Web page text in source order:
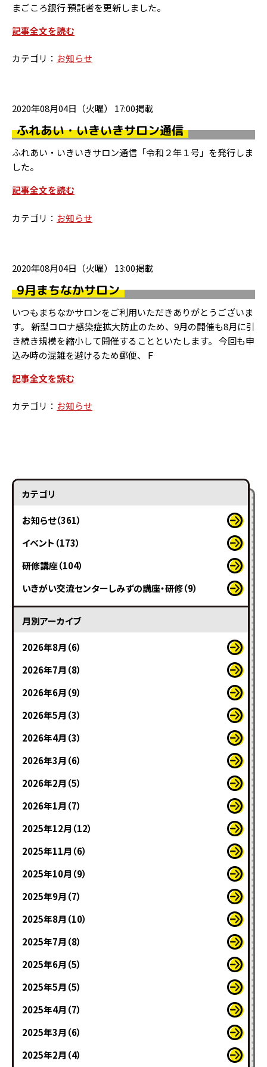
まごころ銀行 預託者を更新しました。
記事全文を読む
カテゴリ： お知らせ
2020年08月04日（火曜） 17:00掲載
ふれあい・いきいきサロン通信
ふれあい・いきいきサロン通信「令和２年１号」を発行しま
した。
記事全文を読む
カテゴリ： お知らせ
2020年08月04日（火曜） 13:00掲載
9月まちなかサロン
いつもまちなかサロンをご利用いただきありがとうございま
す。 新型コロナ感染症拡大防止のため、9月の開催も8月に引
き続き規模を縮小して開催することといたします。 今回も申
込み時の混雑を避けるため郵便、Ｆ
記事全文を読む
カテゴリ： お知らせ
カテゴリ
お知らせ（361）
イベント（173）
研修講座（104）
いきがい交流センターしみずの講座・研修（9）
月別アーカイブ
2026年8月（6）
2026年7月（8）
2026年6月（9）
2026年5月（3）
2026年4月（3）
2026年3月（6）
2026年2月（5）
2026年1月（7）
2025年12月（12）
2025年11月（6）
2025年10月（9）
2025年9月（7）
2025年8月（10）
2025年7月（8）
2025年6月（5）
2025年5月（5）
2025年4月（7）
2025年3月（6）
2025年2月（4）